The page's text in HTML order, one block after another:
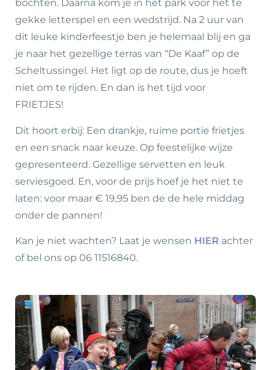
bochten. Daarna kom je in het park voor het te
gekke letterspel en een wedstrijd. Na 2 uur van
dit leuke kinderfeestje ben je helemaal blij en ga
je naar het gezellige terras van “De Kaaf” op de
Scheltussingel. Het ligt op de route, dus je hoeft
niet om te rijden. En dan is het tijd voor
FRIETJES!
Dit hoort erbij: Een drankje, ruime portie frietjes
en een snack naar keuze. Op feestelijke wijze
gepresenteerd. Gezellige servetten en leuk
serviesgoed. En, voor de prijs hoef je het niet te
laten: voor maar € 19,95 ben de de hele middag
onder de pannen!
Kan je niet wachten? Laat je wensen HIER achter
of bel ons op 06 11516840.